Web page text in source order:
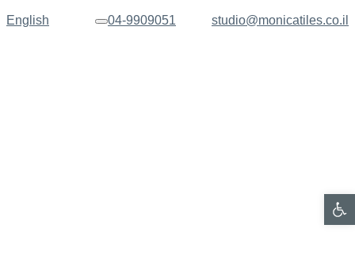
English studio@monicatiles.co.il
04-9909051 תפריט
פתח סרגל נגישות